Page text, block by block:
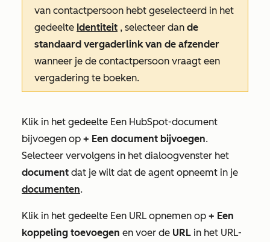
van contactpersoon hebt geselecteerd in het
gedeelte Identiteit , selecteer dan de
standaard vergaderlink van de afzender
wanneer je de contactpersoon vraagt een
vergadering te boeken.
Klik in het gedeelte Een HubSpot-document
bijvoegen op + Een document bijvoegen.
Selecteer vervolgens in het dialoogvenster het
document dat je wilt dat de agent opneemt in je
documenten.
Klik in het gedeelte Een URL opnemen op + Een
koppeling toevoegen en voer de URL in het URL-